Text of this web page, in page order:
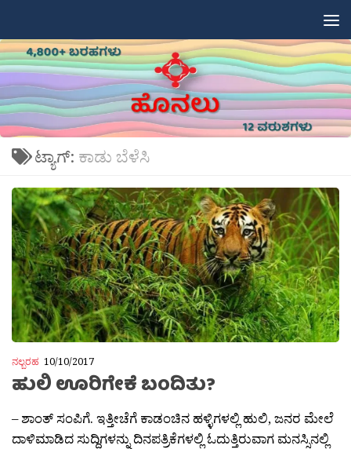
ಟ್ಯಾಗ್: ಕಾಡು ಬೆಳೆಸಿ
ನಲ್ಬರಹ 10/10/2017
ಹುಲಿ ಊರಿಗೇಕೆ ಬಂದಿತು?
– ಶಾಂತ್ ಸಂಪಿಗೆ. ಇತ್ತೀಚೆಗೆ ಕಾಡಂಚಿನ ಹಳ್ಳಿಗಳಲ್ಲಿ ಹುಲಿ, ಜನರ ಮೇಲೆ
ದಾಳಿಮಾಡಿದ ಸುದ್ದಿಗಳನ್ನು ದಿನಪತ್ರಿಕೆಗಳಲ್ಲಿ ಓದುತ್ತಿರುವಾಗ ಮನಸ್ಸಿನಲ್ಲಿ